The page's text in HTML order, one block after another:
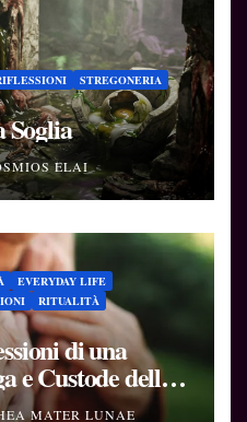
STREGONERIA
Soglia
ELAI
EVERYDAY LIFE
RITUALITÀ
di una
e Custode delle
MATER LUNAE